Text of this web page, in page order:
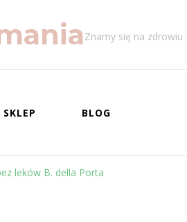
Znamy się na zdrowiu
SKLEP BLOG
leków B. della Porta